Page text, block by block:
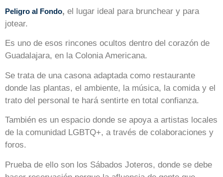
Peligro al Fondo, el lugar ideal para brunchear y para
jotear.
Es uno de esos rincones ocultos dentro del corazón de
Guadalajara, en la Colonia Americana.
Se trata de una casona adaptada como restaurante
donde las plantas, el ambiente, la música, la comida y el
trato del personal te hará sentirte en total confianza.
También es un espacio donde se apoya a artistas locales
de la comunidad LGBTQ+, a través de colaboraciones y
foros.
Prueba de ello son los Sábados Joteros, donde se debe